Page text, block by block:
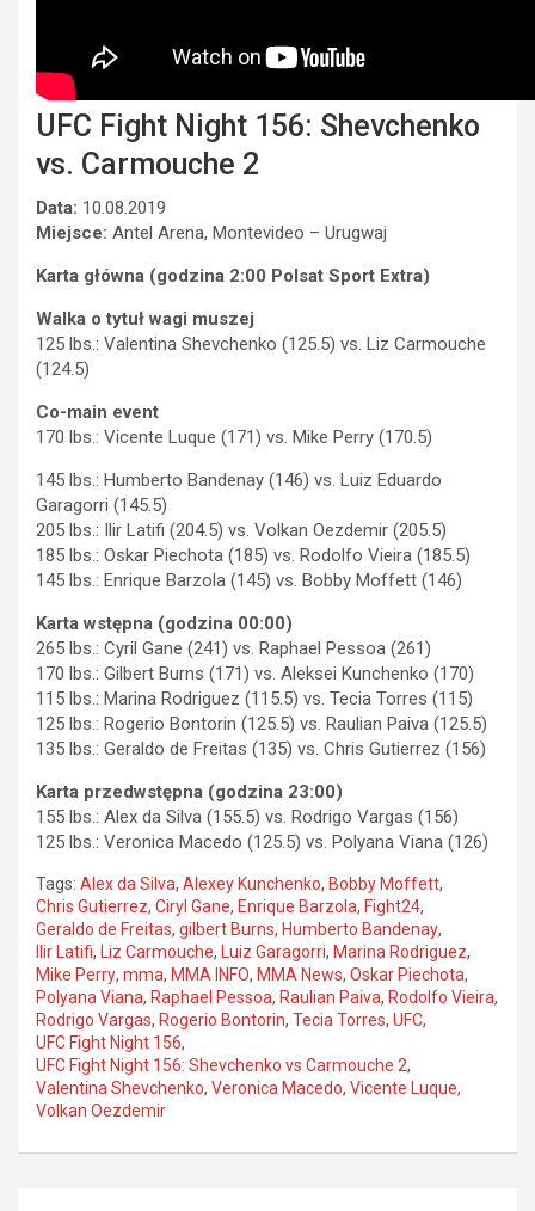
UFC Fight Night 156: Shevchenko
vs. Carmouche 2
Data: 10.08.2019
Miejsce: Antel Arena, Montevideo – Urugwaj
Karta główna (godzina 2:00 Polsat Sport Extra)
Walka o tytuł wagi muszej
125 lbs.: Valentina Shevchenko (125.5) vs. Liz Carmouche
(124.5)
Co-main event
170 lbs.: Vicente Luque (171) vs. Mike Perry (170.5)
145 lbs.: Humberto Bandenay (146) vs. Luiz Eduardo
Garagorri (145.5)
205 lbs.: Ilir Latifi (204.5) vs. Volkan Oezdemir (205.5)
185 lbs.: Oskar Piechota (185) vs. Rodolfo Vieira (185.5)
145 lbs.: Enrique Barzola (145) vs. Bobby Moffett (146)
Karta wstępna (godzina 00:00)
265 lbs.: Cyril Gane (241) vs. Raphael Pessoa (261)
170 lbs.: Gilbert Burns (171) vs. Aleksei Kunchenko (170)
115 lbs.: Marina Rodriguez (115.5) vs. Tecia Torres (115)
125 lbs.: Rogerio Bontorin (125.5) vs. Raulian Paiva (125.5)
135 lbs.: Geraldo de Freitas (135) vs. Chris Gutierrez (156)
Karta przedwstępna (godzina 23:00)
155 lbs.: Alex da Silva (155.5) vs. Rodrigo Vargas (156)
125 lbs.: Veronica Macedo (125.5) vs. Polyana Viana (126)
Tags: Alex da Silva, Alexey Kunchenko, Bobby Moffett,
Chris Gutierrez, Ciryl Gane, Enrique Barzola, Fight24,
Geraldo de Freitas, gilbert Burns, Humberto Bandenay,
Ilir Latifi, Liz Carmouche, Luiz Garagorri, Marina Rodriguez,
Mike Perry, mma, MMA INFO, MMA News, Oskar Piechota,
Polyana Viana, Raphael Pessoa, Raulian Paiva, Rodolfo Vieira,
Rodrigo Vargas, Rogerio Bontorin, Tecia Torres, UFC,
UFC Fight Night 156,
UFC Fight Night 156: Shevchenko vs Carmouche 2,
Valentina Shevchenko, Veronica Macedo, Vicente Luque,
Volkan Oezdemir